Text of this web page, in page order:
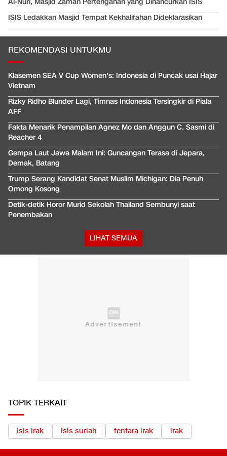
ISIS Ledakkan Masjid Tempat Kekhalifahan Dideklarasikan
REKOMENDASI UNTUKMU
Klasemen SEA V Cup Women's: Indonesia di Puncak usai Hajar
Vietnam
Rizky Ridho Blunder Lagi, Timnas Indonesia Tersingkir di Piala
AFF
Fakta Menarik Penampilan Agnez Mo dan Anggun C. Sasmi di
Reacher 4
Gempa Laut Jawa Malam Ini: Guncangan Terasa di Jepara,
Demak, Batang
Trump Serang Kandidat Senat Muslim Michigan: Dia Penuh
Omong Kosong
Detik-detik Horor Murid Sekolah Thailand Sembunyi saat
Penembakan
LIHAT SEMUA
TOPIK TERKAIT
isis irak isis suriah tentara irak irak